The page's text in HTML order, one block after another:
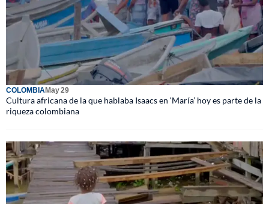
COLOMBIAMay 29
Cultura africana de la que hablaba Isaacs en ‘María’ hoy es parte de la
riqueza colombiana